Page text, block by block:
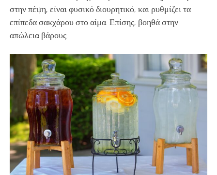
στην πέψη, είναι φυσικό διουρητικό, και ρυθμίζει τα
επίπεδα σακχάρου στο αίμα. Επίσης, βοηθά στην
απώλεια βάρους.